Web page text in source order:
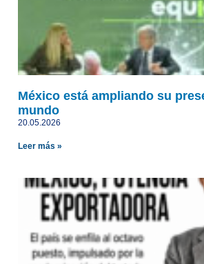
México está ampliando su
mundo
20.05.2026
Leer más »